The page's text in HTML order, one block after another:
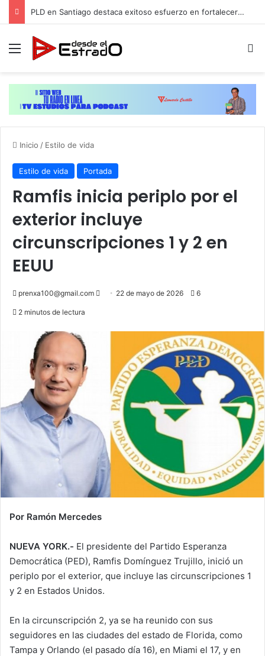
PLD en Santiago destaca exitoso esfuerzo en fortalecer su estructura y contacto con las comunidades
Menú
Inicio / Estilo de vida
Estilo de vida Portada
Ramfis inicia periplo por el
exterior incluye
circunscripciones 1 y 2 en
EEUU
prenxa100@gmail.com
Send 22 de mayo de 2026 6
2 minutos de lectura
Por Ramón Mercedes
NUEVA YORK.- El presidente del Partido Esperanza
Democrática (PED), Ramfis Domínguez Trujillo, inició un
periplo por el exterior, que incluye las circunscripciones 1
y 2 en Estados Unidos.
En la circunscripción 2, ya se ha reunido con sus
seguidores en las ciudades del estado de Florida, como
Tampa y Orlando (el pasado día 16), en Miami el 17, y en